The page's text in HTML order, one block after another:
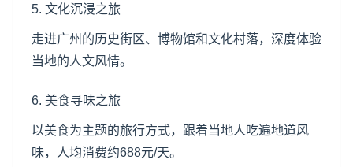
5. 文化沉浸之旅
走进广州的历史街区、博物馆和文化村落，深度体验
当地的人文风情。
6. 美食寻味之旅
以美食为主题的旅行方式，跟着当地人吃遍地道风
味，人均消费约688元/天。